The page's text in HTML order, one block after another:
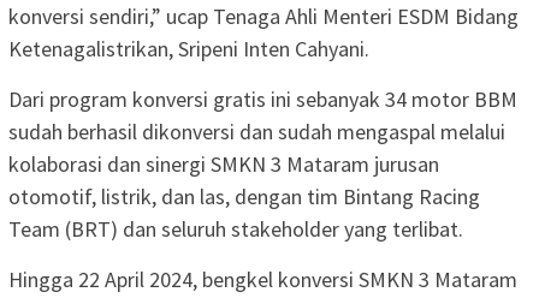
konversi sendiri,” ucap Tenaga Ahli Menteri ESDM Bidang
Ketenagalistrikan, Sripeni Inten Cahyani.
Dari program konversi gratis ini sebanyak 34 motor BBM
sudah berhasil dikonversi dan sudah mengaspal melalui
kolaborasi dan sinergi SMKN 3 Mataram jurusan
otomotif, listrik, dan las, dengan tim Bintang Racing
Team (BRT) dan seluruh stakeholder yang terlibat.
Hingga 22 April 2024, bengkel konversi SMKN 3 Mataram